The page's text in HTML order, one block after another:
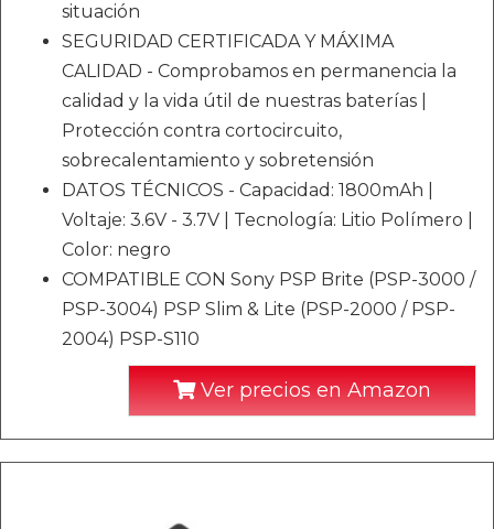
situación
SEGURIDAD CERTIFICADA Y MÁXIMA
CALIDAD - Comprobamos en permanencia la
calidad y la vida útil de nuestras baterías |
Protección contra cortocircuito,
sobrecalentamiento y sobretensión
DATOS TÉCNICOS - Capacidad: 1800mAh |
Voltaje: 3.6V - 3.7V | Tecnología: Litio Polímero |
Color: negro
COMPATIBLE CON Sony PSP Brite (PSP-3000 /
PSP-3004) PSP Slim & Lite (PSP-2000 / PSP-
2004) PSP-S110
Ver precios en Amazon